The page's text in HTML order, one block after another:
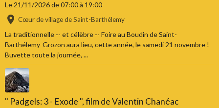
Le 21/11/2026de 07:00à 19:00
Cœur de village de Saint-Barthélemy
La traditionnelle -- et célèbre -- Foire au Boudin de Saint-
Barthélemy-Grozon aura lieu, cette année, le samedi 21 novembre !
Buvette toute la journée, ...
" Padgels: 3 - Exode ", film de Valentin Chanéac